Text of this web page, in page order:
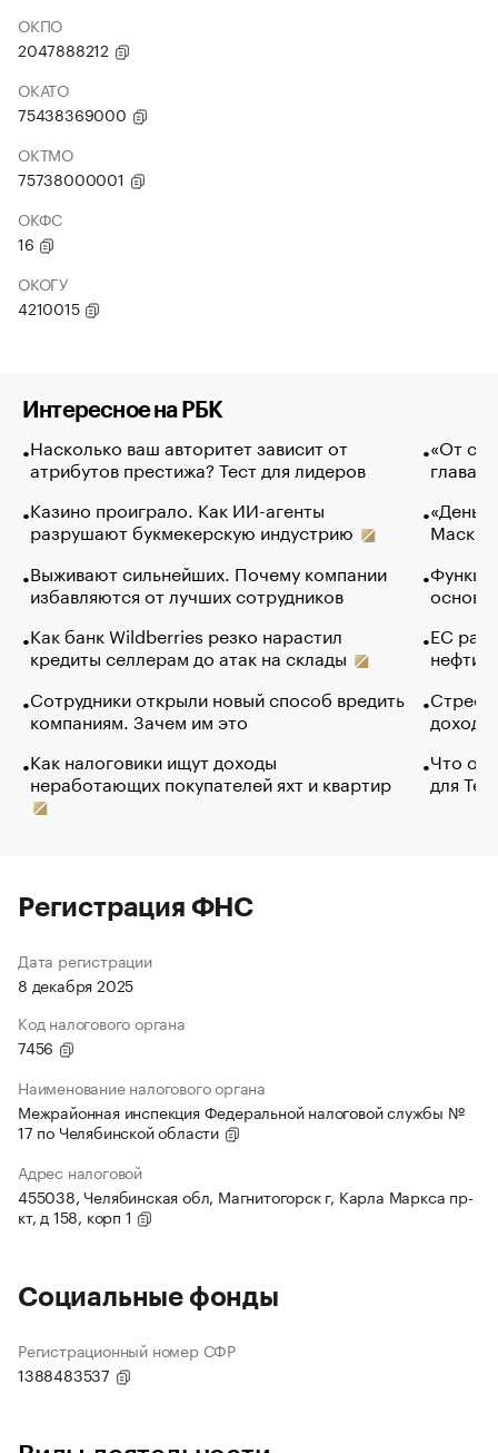
ОКПО
2047888212
ОКАТО
75438369000
ОКТМО
75738000001
ОКФС
16
ОКОГУ
4210015
Интересное на РБК
Насколько ваш авторитет зависит от
атрибутов престижа? Тест для лидеров
Казино проиграло. Как ИИ-агенты
разрушают букмекерскую индустрию
Выживают сильнейших. Почему компании
избавляются от лучших сотрудников
Как банк Wildberries резко нарастил
кредиты селлерам до атак на склады
Сотрудники открыли новый способ вредить
компаниям. Зачем им это
Как налоговики ищут доходы
неработающих покупателей яхт и квартир
«От
глава
Маск в
основ
ЕС
нефти
Что
для
Регистрация ФНС
Дата регистрации
8 декабря 2025
Код налогового органа
7456
Наименование налогового органа
Межрайонная инспекция Федеральной налоговой службы №
17 по Челябинской области
Адрес налоговой
455038, Челябинская обл, Магнитогорск г, Карла Маркса пр-
кт, д 158, корп 1
Социальные фонды
Регистрационный номер СФР
1388483537